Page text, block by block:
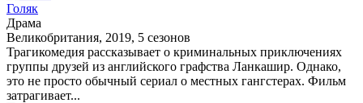
Голяк
Драма
Великобритания, 2019, 5 сезонов
Трагикомедия рассказывает о криминальных приключениях
группы друзей из английского графства Ланкашир. Однако,
это не просто обычный сериал о местных гангстерах. Фильм
затрагивает...